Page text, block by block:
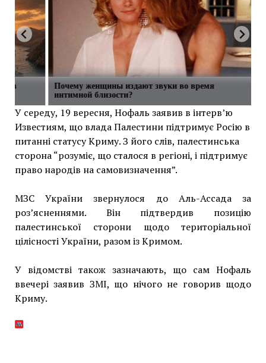
в
Почему женщины издают звуки во время
интимной близости?
У середу, 19 вересня, Нофаль заявив в інтерв’ю
Известиям, що влада Палестини підтримує Росію в
питанні статусу Криму. З його слів, палестинська
сторона “розуміє, що сталося в регіоні, і підтримує
право народів на самовизначення”.
МЗС України звернулося до Аль-Ассада за
роз’ясненнями. Він підтвердив позицію
палестинської сторони щодо територіальної
цілісності України, разом із Кримом.
У відомстві також зазначають, що сам Нофаль
ввечері заявив ЗМІ, що нічого не говорив щодо
Криму.